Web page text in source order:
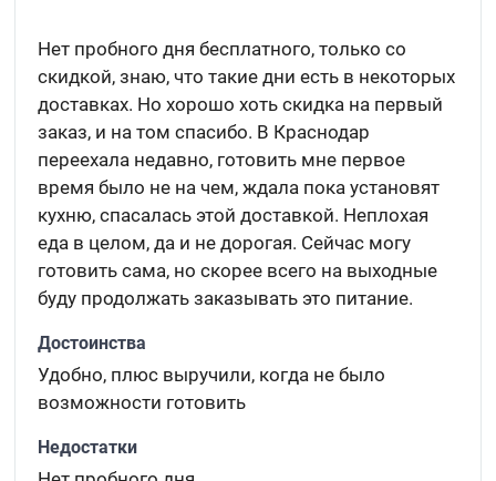
Нет пробного дня бесплатного, только со
скидкой, знаю, что такие дни есть в некоторых
доставках. Но хорошо хоть скидка на первый
заказ, и на том спасибо. В Краснодар
переехала недавно, готовить мне первое
время было не на чем, ждала пока установят
кухню, спасалась этой доставкой. Неплохая
еда в целом, да и не дорогая. Сейчас могу
готовить сама, но скорее всего на выходные
буду продолжать заказывать это питание.
Достоинства
Удобно, плюс выручили, когда не было
возможности готовить
Недостатки